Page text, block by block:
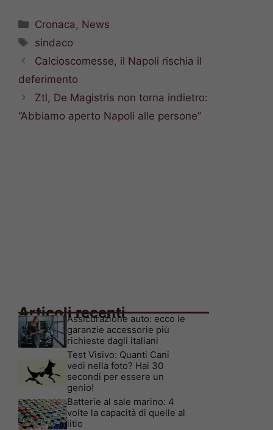
Categorie
Cronaca, News
Tag
sindaco
Calcioscomesse, il Napoli rischia il
deferimento
Ztl, De Magistris non torna indietro:
“Abbiamo aperto Napoli alle persone”
Articoli recenti
Assicurazione auto: ecco le
garanzie accessorie più
richieste dagli italiani
Test Visivo: Quanti Cani
vedi nella foto? Hai 30
secondi per essere un
genio!
Batterie al sale marino: 4
volte la capacità di quelle al
litio